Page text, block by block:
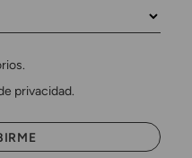
privacidad.